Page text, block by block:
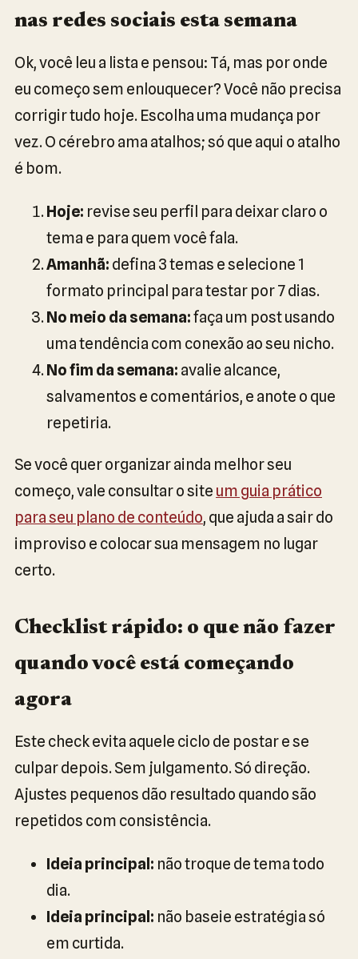
nas redes sociais esta semana
Ok, você leu a lista e pensou: Tá, mas por onde
eu começo sem enlouquecer? Você não precisa
corrigir tudo hoje. Escolha uma mudança por
vez. O cérebro ama atalhos; só que aqui o atalho
é bom.
Hoje: revise seu perfil para deixar claro o
tema e para quem você fala.
Amanhã: defina 3 temas e selecione 1
formato principal para testar por 7 dias.
No meio da semana:faça um post usando
uma tendência com conexão ao seu nicho.
No fim da semana: avalie alcance,
salvamentos e comentários, e anote o que
repetiria.
Se você quer organizar ainda melhor seu
começo, vale consultar o site um guia prático
para seu plano de conteúdo, que ajuda a sair do
improviso e colocar sua mensagem no lugar
certo.
Checklist rápido: o que não fazer
quando você está começando
agora
Este check evita aquele ciclo de postar e se
culpar depois. Sem julgamento. Só direção.
Ajustes pequenos dão resultado quando são
repetidos com consistência.
Ideia principal: não troque de tema todo
dia.
Ideia principal: não baseie estratégia só
em curtida.